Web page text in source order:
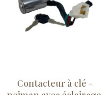
Contacteur à clé -